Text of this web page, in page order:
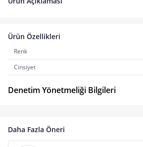
Ürün Özellikleri
Renk
Cinsiyet
Denetim Yönetmeliği Bilgileri
Daha Fazla Öneri